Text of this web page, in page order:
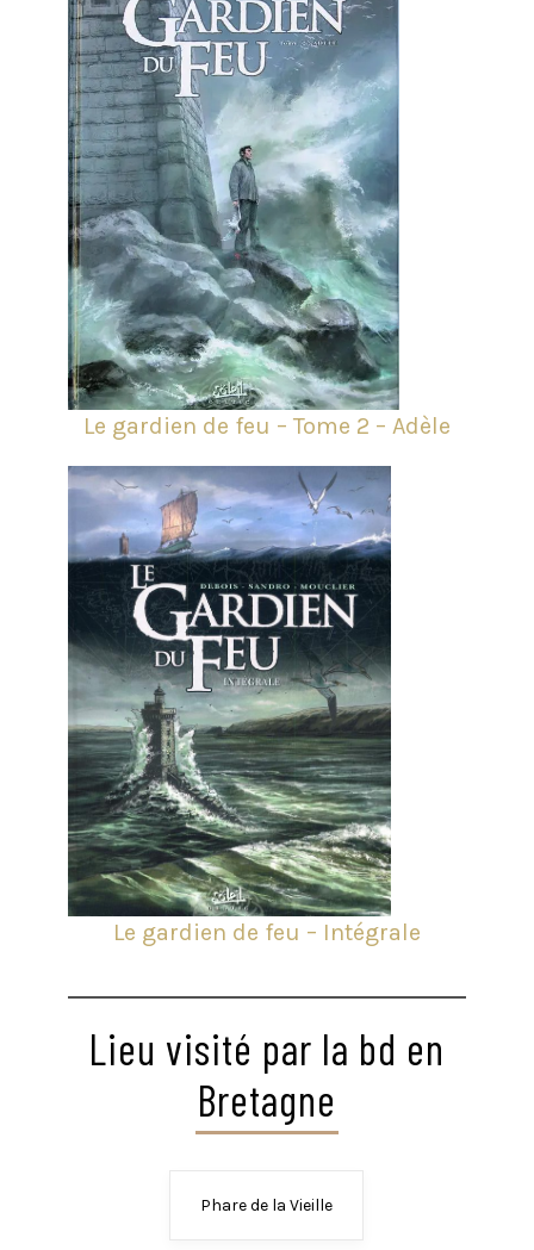
Le gardien de feu – Tome 2 – Adèle
Le gardien de feu – Intégrale
Lieu visité par la bd en
Bretagne
Phare de la Vieille